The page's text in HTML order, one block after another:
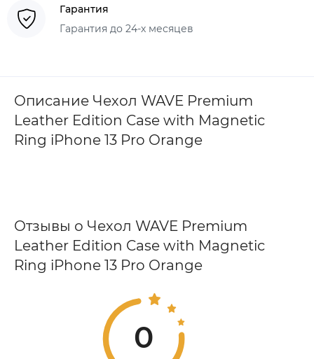
Гарантия
Гарантия до 24-х месяцев
Описание Чехол WAVE Premium
Leather Edition Case with Magnetic
Ring iPhone 13 Pro Orange
Отзывы о Чехол WAVE Premium
Leather Edition Case with Magnetic
Ring iPhone 13 Pro Orange
0